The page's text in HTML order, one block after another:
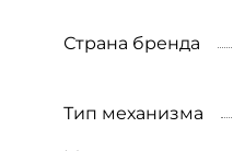
Страна бренда
Тип механизма